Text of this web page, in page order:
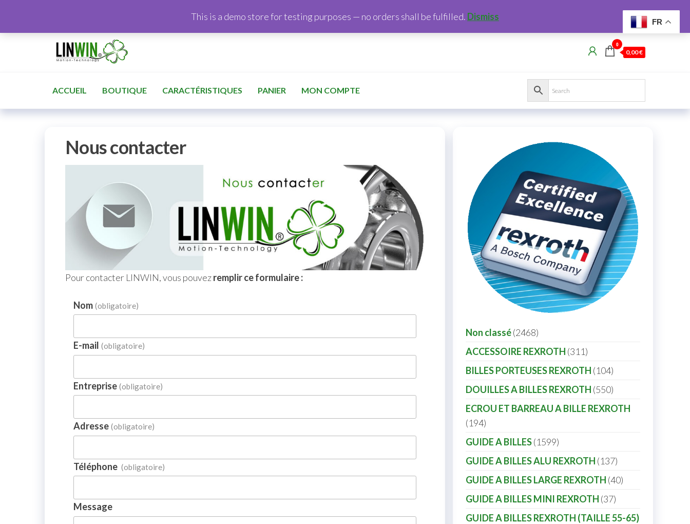
0
0,00 €
ACCUEIL BOUTIQUE CARACTÉRISTIQUES PANIER MON COMPTE
Nous contacter
Pour contacter LINWIN, vous pouvezremplir ce formulaire :
Nom (obligatoire)
E-mail (obligatoire)
Entreprise (obligatoire)
Adresse (obligatoire)
Téléphone (obligatoire)
Message
Non classé 2468
ACCESSOIRE REXROTH 311
BILLES PORTEUSES REXROTH 104
DOUILLES A BILLES REXROTH 550
ECROU ET BARREAU A BILLE REXROTH
194
GUIDE A BILLES 1599
GUIDE A BILLES ALU REXROTH 137
GUIDE A BILLES LARGE REXROTH 40
GUIDE A BILLES MINI REXROTH 37
GUIDE A BILLES REXROTH (TAILLE 55-65)
FR
This is a demo store for testing purposes — no orders shall be fulfilled. Dismiss